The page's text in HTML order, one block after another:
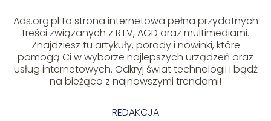
Ads.org.pl to strona internetowa pełna przydatnych
treści związanych z RTV, AGD oraz multimediami.
Znajdziesz tu artykuły, porady i nowinki, które
pomogą Ci w wyborze najlepszych urządzeń oraz
usług internetowych. Odkryj świat technologii i bądź
na bieżąco z najnowszymi trendami!
REDAKCJA